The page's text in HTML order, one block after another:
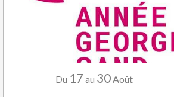
Du 17 au 30Août